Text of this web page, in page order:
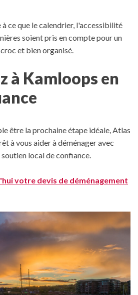
ce que le calendrier, l'accessibilité
soient pris en compte pour un
et bien organisé.
à Kamloops en
être la prochaine étape idéale, Atlas
à vous aider à déménager avec
local de confiance.
votre devis de déménagement